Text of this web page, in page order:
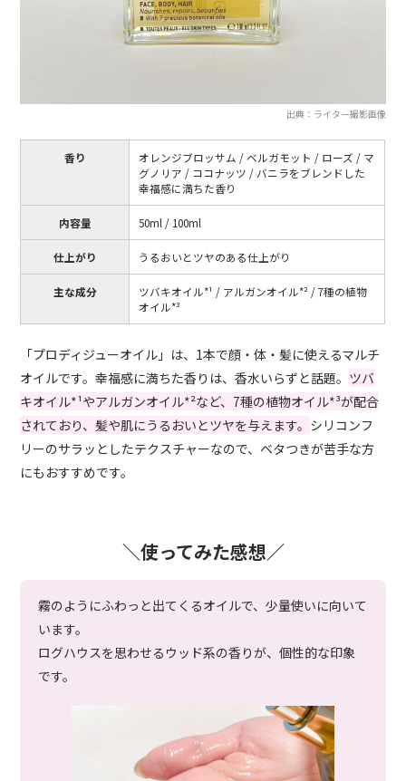
出典：ライター撮影画像
香り
オレンジブロッサム / ベルガモット / ローズ / マ
グノリア / ココナッツ / バニラをブレンドした
幸福感に満ちた香り
内容量 50ml / 100ml
仕上がり うるおいとツヤのある仕上がり
主な成分
ツバキオイル*¹ / アルガンオイル*² / 7種の植物
オイル*³
「プロディジューオイル」は、1本で顔・体・髪に使えるマルチ
オイルです。幸福感に満ちた香りは、香水いらずと話題。 ツバ
キオイル*¹やアルガンオイル*²など、7種の植物オイル*³が配合
されており、髪や肌にうるおいとツヤを与えます。 シリコンフ
リーのサラッとしたテクスチャーなので、ベタつきが苦手な方
にもおすすめです。
＼使ってみた感想／
霧のようにふわっと出てくるオイルで、少量使いに向いて
います。
ログハウスを思わせるウッド系の香りが、個性的な印象
です。